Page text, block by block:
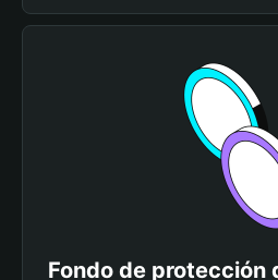
Fondo de protección